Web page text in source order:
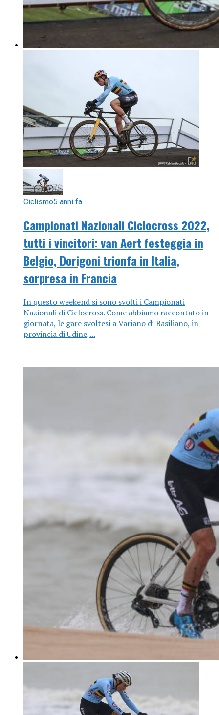
Ciclismo5 anni fa
Campionati Nazionali Ciclocross 2022,
tutti i vincitori: van Aert festeggia in
Belgio, Dorigoni trionfa in Italia,
sorpresa in Francia
In questo weekend si sono svolti i Campionati
Nazionali di Ciclocross. Come abbiamo raccontato in
giornata, le gare svoltesi a Variano di Basiliano, in
provincia di Udine,...